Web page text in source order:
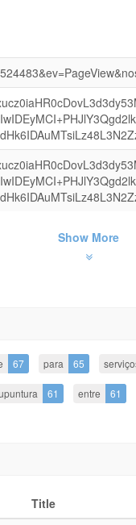
Show More
67 para 65
61 entre 61
Title